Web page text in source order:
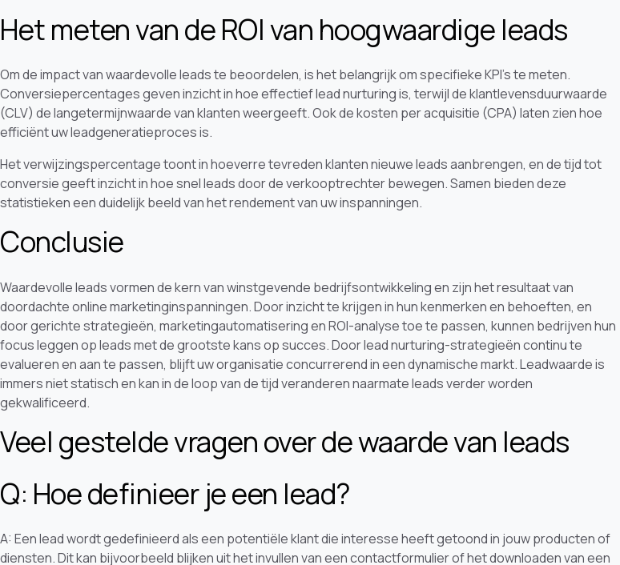
Het meten van de ROI van hoogwaardige leads
Om de impact van waardevolle leads te beoordelen, is het belangrijk om specifieke KPI’s te meten.
Conversiepercentages geven inzicht in hoe effectief lead nurturing is, terwijl de klantlevensduurwaarde
(CLV) de langetermijnwaarde van klanten weergeeft. Ook de kosten per acquisitie (CPA) laten zien hoe
efficiënt uw leadgeneratieproces is.
Het verwijzingspercentage toont in hoeverre tevreden klanten nieuwe leads aanbrengen, en de tijd tot
conversie geeft inzicht in hoe snel leads door de verkooptrechter bewegen. Samen bieden deze
statistieken een duidelijk beeld van het rendement van uw inspanningen.
Conclusie
Waardevolle leads vormen de kern van winstgevende bedrijfsontwikkeling en zijn het resultaat van
doordachte online marketinginspanningen. Door inzicht te krijgen in hun kenmerken en behoeften, en
door gerichte strategieën, marketingautomatisering en ROI-analyse toe te passen, kunnen bedrijven hun
focus leggen op leads met de grootste kans op succes. Door lead nurturing-strategieën continu te
evalueren en aan te passen, blijft uw organisatie concurrerend in een dynamische markt. Leadwaarde is
immers niet statisch en kan in de loop van de tijd veranderen naarmate leads verder worden
gekwalificeerd.
Veel gestelde vragen over de waarde van leads
Q: Hoe definieer je een lead?
A: Een lead wordt gedefinieerd als een potentiële klant die interesse heeft getoond in jouw producten of
diensten. Dit kan bijvoorbeeld blijken uit het invullen van een contactformulier of het downloaden van een